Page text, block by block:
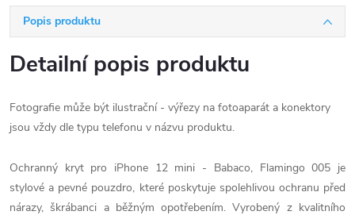
Popis produktu
Detailní popis produktu
Fotografie může být ilustrační - výřezy na fotoaparát a konektory
jsou vždy dle typu telefonu v názvu produktu.
Ochranný kryt pro iPhone 12 mini - Babaco, Flamingo 005 je
stylové a pevné pouzdro, které poskytuje spolehlivou ochranu před
nárazy, škrábanci a běžným opotřebením. Vyrobený z kvalitního